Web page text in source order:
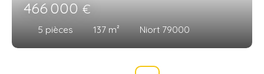
466 000€
5 pièces 137 m² Niort 79000